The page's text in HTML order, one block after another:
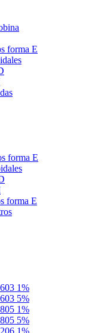
forma E
forma E
forma E
1%
5%
1%
5%
1%